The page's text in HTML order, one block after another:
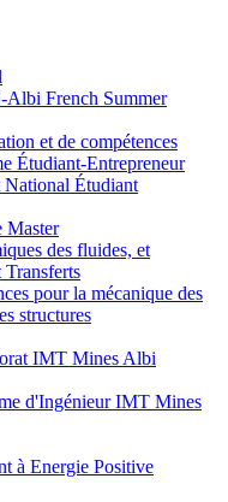
Albi French Summer
et de compétences
Étudiant-Entrepreneur
National Étudiant
Master
des fluides, et
Transferts
pour la mécanique des
structures
IMT Mines Albi
d'Ingénieur IMT Mines
à Energie Positive